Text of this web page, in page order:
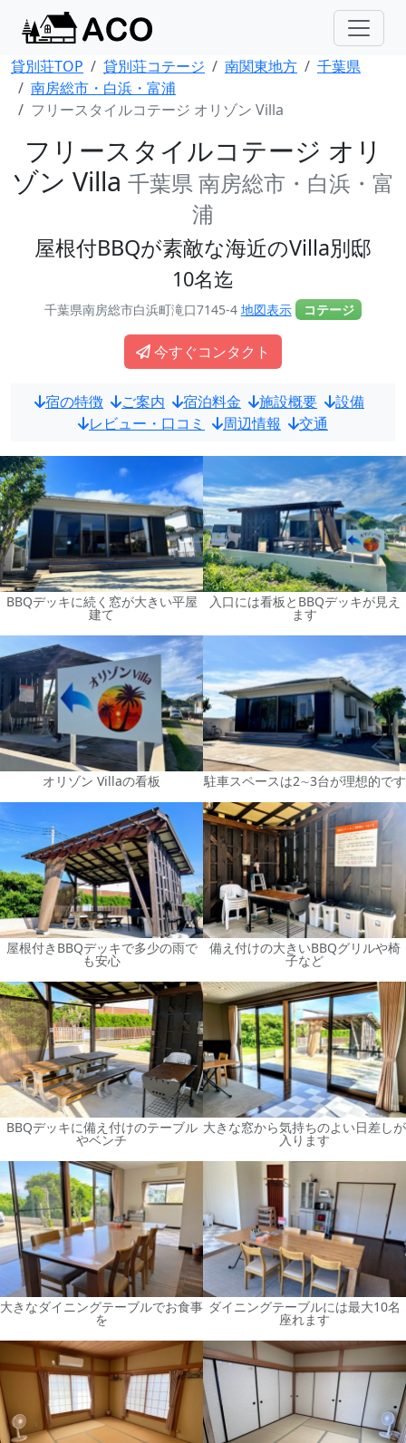
貸別荘TOP 貸別荘コテージ 南関東地方
千葉県
南房総市・白浜・富浦
フリースタイルコテージ オリゾン Villa
フリースタイルコテージ オリ
ゾン Villa 千葉県 南房総市・白浜・富
浦
屋根付BBQが素敵な海近のVilla別邸
10名迄
千葉県南房総市白浜町滝口7145-4 地図表示 コテージ
今すぐコンタクト
宿の特徴 ご案内 宿泊料金 施設概要
設備
レビュー・口コミ
周辺情報 交通
BBQデッキに続く窓が大きい平屋
建て
入口には看板とBBQデッキが見え
ます
オリゾン Villaの看板 駐車スペースは2∼3台が理想的です
屋根付きBBQデッキで多少の雨で
も安心
備え付けの大きいBBQグリルや椅
子など
BBQデッキに備え付けのテーブル
やベンチ
大きな窓から気持ちのよい日差しが
入ります
大きなダイニングテーブルでお食事
を
ダイニングテーブルには最大10名
座れます